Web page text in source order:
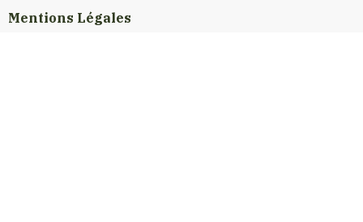
Mentions Légales